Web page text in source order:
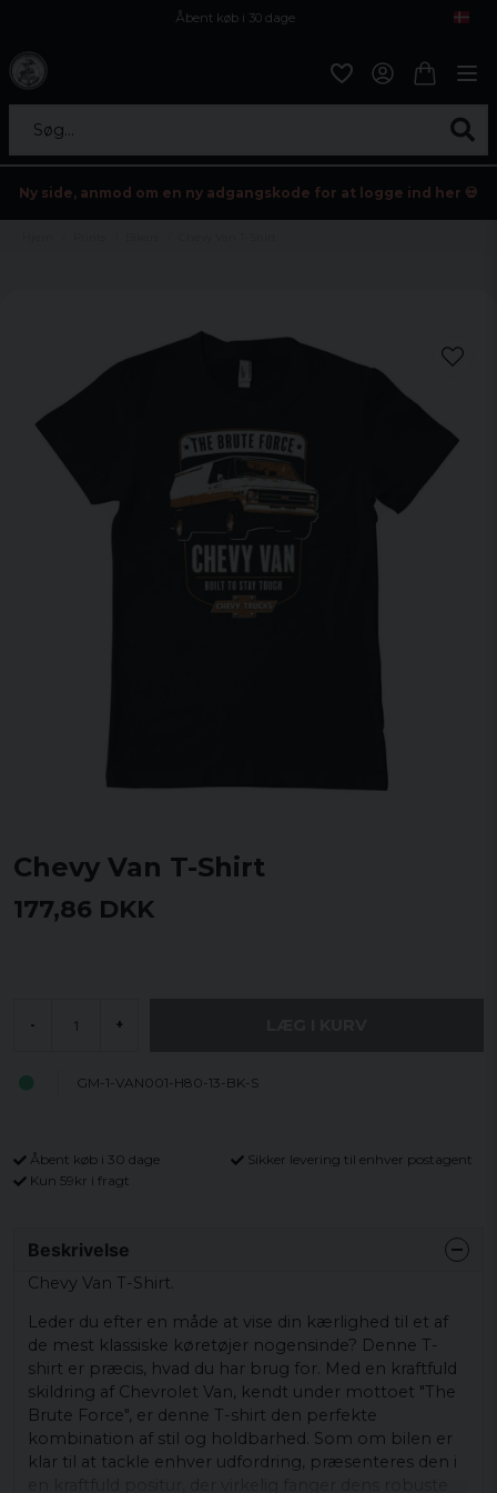
Åbent køb i 30 dage
Søg...
Ny side, anmod om en ny adgangskode for at logge ind her 💀
Chevy Van T-Shirt
177,86 DKK
- +
GM-1-VAN001-H80-13-BK-S
Åbent køb i 30 dage
Sikker levering til enhver postagent
Kun 59kr i fragt
Beskrivelse
Chevy Van T-Shirt.
Leder du efter en måde at vise din kærlighed til et af
de mest klassiske køretøjer nogensinde? Denne T-
shirt er præcis, hvad du har brug for. Med en kraftfuld
skildring af Chevrolet Van, kendt under mottoet "The
Brute Force", er denne T-shirt den perfekte
kombination af stil og holdbarhed. Som om bilen er
klar til at tackle enhver udfordring, præsenteres den i